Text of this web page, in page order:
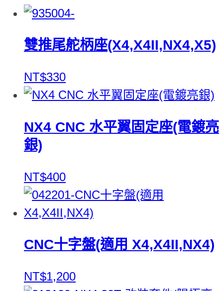
雙推尾舵柄座(X4,X4II,NX4,X5)
NT$330
NX4 CNC 水平翼固定座(電鍍亮
銀)
NT$400
CNC十字盤(適用 X4,X4II,NX4)
NT$1,200